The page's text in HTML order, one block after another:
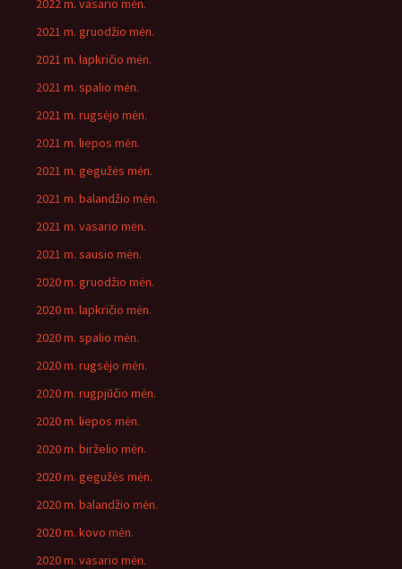
2022 m. vasario mėn.
2021 m. gruodžio mėn.
2021 m. lapkričio mėn.
2021 m. spalio mėn.
2021 m. rugsėjo mėn.
2021 m. liepos mėn.
2021 m. gegužės mėn.
2021 m. balandžio mėn.
2021 m. vasario mėn.
2021 m. sausio mėn.
2020 m. gruodžio mėn.
2020 m. lapkričio mėn.
2020 m. spalio mėn.
2020 m. rugsėjo mėn.
2020 m. rugpjūčio mėn.
2020 m. liepos mėn.
2020 m. birželio mėn.
2020 m. gegužės mėn.
2020 m. balandžio mėn.
2020 m. kovo mėn.
2020 m. vasario mėn.